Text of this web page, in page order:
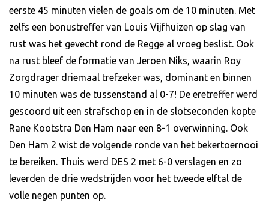
eerste 45 minuten vielen de goals om de 10 minuten. Met
zelfs een bonustreffer van Louis Vijfhuizen op slag van
rust was het gevecht rond de Regge al vroeg beslist. Ook
na rust bleef de formatie van Jeroen Niks, waarin Roy
Zorgdrager driemaal trefzeker was, dominant en binnen
10 minuten was de tussenstand al 0-7! De eretreffer werd
gescoord uit een strafschop en in de slotseconden kopte
Rane Kootstra Den Ham naar een 8-1 overwinning. Ook
Den Ham 2 wist de volgende ronde van het bekertoernooi
te bereiken. Thuis werd DES 2 met 6-0 verslagen en zo
leverden de drie wedstrijden voor het tweede elftal de
volle negen punten op.